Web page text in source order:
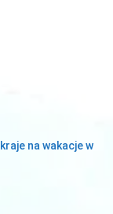
na wakacje w